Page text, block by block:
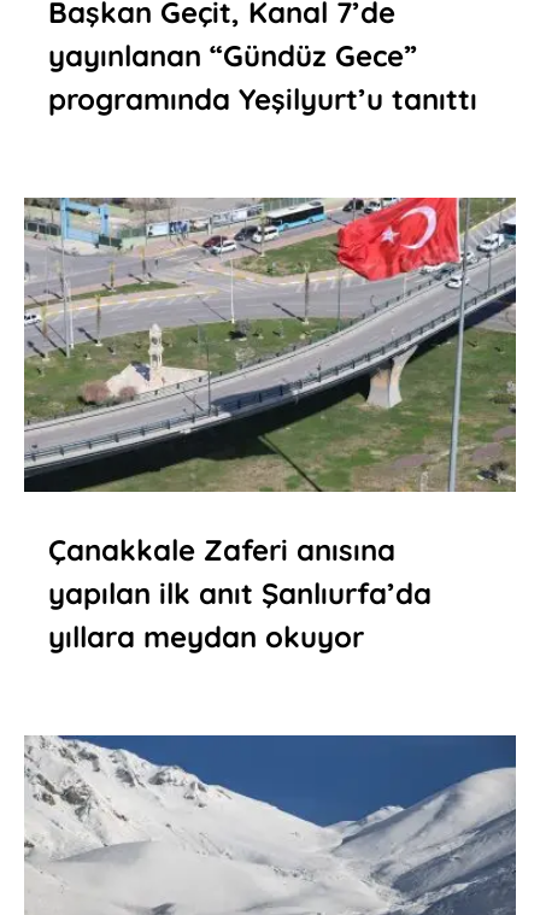
Başkan Geçit, Kanal 7’de
yayınlanan “Gündüz Gece”
programında Yeşilyurt’u tanıttı
Çanakkale Zaferi anısına
yapılan ilk anıt Şanlıurfa’da
yıllara meydan okuyor